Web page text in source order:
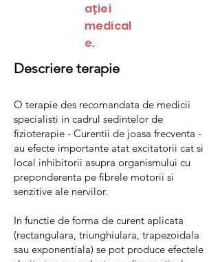
ației
medical
e.
Descriere terapie
O terapie des recomandata de medicii
specialisti in cadrul sedintelor de
fizioterapie - Curentii de joasa frecventa -
au efecte importante atat excitatorii cat si
local inhibitorii asupra organismului cu
preponderenta pe fibrele motorii si
senzitive ale nervilor.
In functie de forma de curent aplicata
(rectangulara, triunghiulara, trapezoidala
sau exponentiala) se pot produce efectele